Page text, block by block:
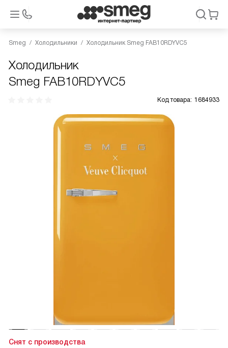
Smeg Холодильники Холодильник Smeg FAB10RDYVC5
Холодильник
Smeg FAB10RDYVC5
Код товара: 1684933
Снят с производства